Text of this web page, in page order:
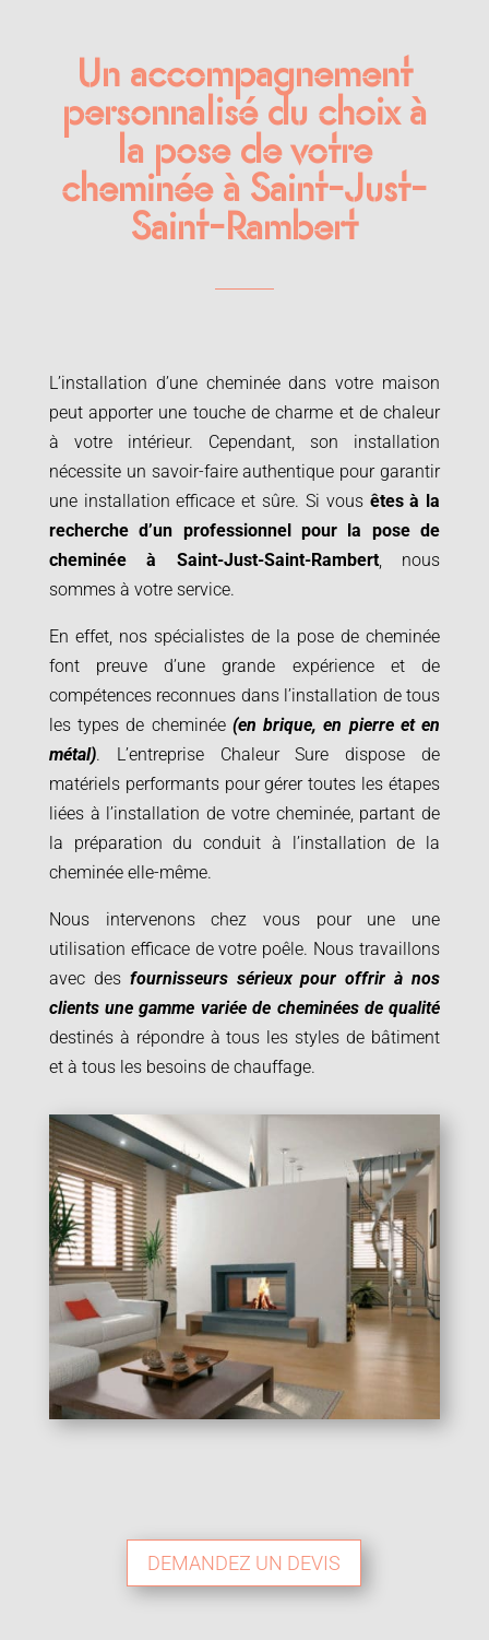
Un accompagnement
personnalisé du choix à
la pose de votre
cheminée à Saint-Just-
Saint-Rambert
L’installation d’une cheminée dans votre maison
peut apporter une touche de charme et de chaleur
à votre intérieur. Cependant, son installation
nécessite un savoir-faire authentique pour garantir
une installation efficace et sûre. Si vous êtes à la
recherche d’un professionnel pour la pose de
cheminée à
Saint-Just-Saint-Rambert, nous
sommes à votre service.
En effet, nos spécialistes de la pose de cheminée
font preuve d’une grande expérience et de
compétences reconnues dans l’installation de tous
les types de cheminée (en brique, en pierre et en
métal). L’entreprise Chaleur Sure dispose de
matériels performants pour gérer toutes les étapes
liées à l’installation de votre cheminée, partant de
la préparation du conduit à l’installation de la
cheminée elle-même.
Nous intervenons chez vous pour une une
utilisation efficace de votre poêle. Nous travaillons
avec des fournisseurs sérieux pour offrir à nos
clients une gamme variée de cheminées de qualité
destinés à répondre à tous les styles de bâtiment
et à tous les besoins de chauffage.
DEMANDEZ UN DEVIS